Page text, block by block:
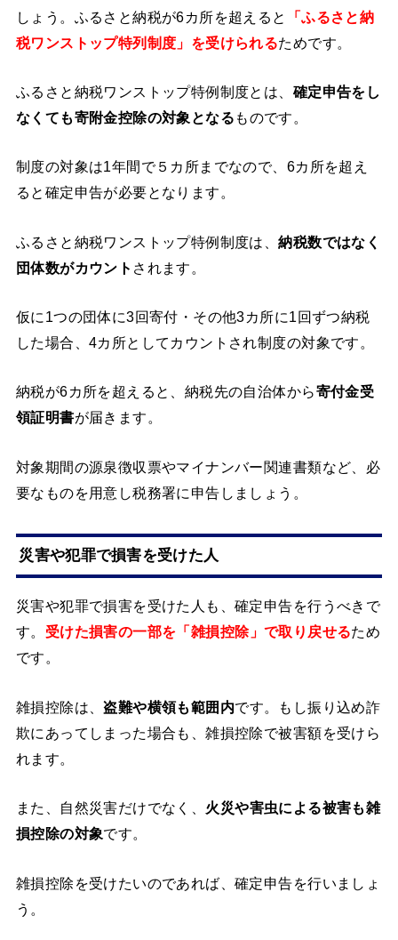
しょう。ふるさと納税が6カ所を超えると
「ふるさと納
税ワンストップ特列制度」を受けられるためです。
ふるさと納税ワンストップ特例制度とは、 確定申告をし
なくても寄附金控除の対象となる ものです。
制度の対象は1年間で５カ所までなので、6カ所を超え
ると確定申告が必要となります。
ふるさと納税ワンストップ特例制度は、納税数ではなく
団体数がカウント されます。
仮に1つの団体に3回寄付・その他3カ所に1回ずつ納税
した場合、4カ所としてカウントされ制度の対象です。
納税が6カ所を超えると、納税先の自治体から寄付金受
領証明書が届きます。
対象期間の源泉徴収票やマイナンバー関連書類など、必
要なものを用意し税務署に申告しましょう。
災害や犯罪で損害を受けた人
災害や犯罪で損害を受けた人も、確定申告を行うべきで
す。 受けた損害の一部を「雑損控除」で取り戻せるため
です。
雑損控除は、盗難や横領も範囲内です。もし振り込め詐
欺にあってしまった場合も、雑損控除で被害額を受けら
れます。
また、自然災害だけでなく、 火災や害虫による被害も雑
損控除の対象です。
雑損控除を受けたいのであれば、確定申告を行いましょ
う。